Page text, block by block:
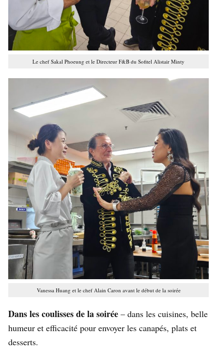
Le chef Sakal Phoeung et le Directeur F&B du Sofitel Alistair Minty
Vanessa Huang et le chef Alain Caron avant le début de la soirée
Dans les coulisses de la soirée – dans les cuisines, belle
humeur et efficacité pour envoyer les canapés, plats et
desserts.